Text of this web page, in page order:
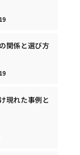
関係と選び方
現れた事例と